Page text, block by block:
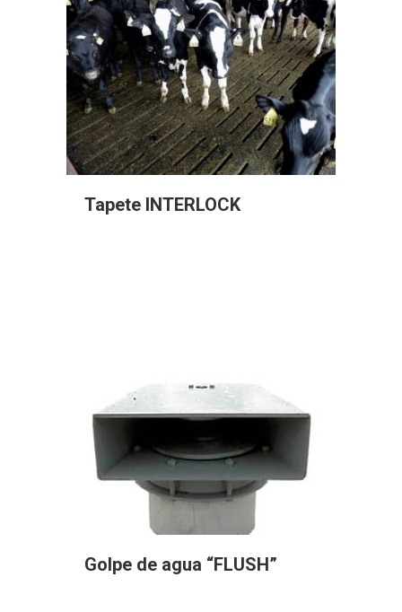
Tapete INTERLOCK
Golpe de agua “FLUSH”